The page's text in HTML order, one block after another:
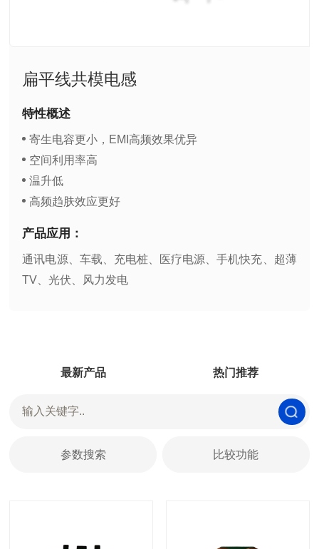
扁平线共模电感
特性概述
寄生电容更小，EMI高频效果优异
空间利用率高
温升低
高频趋肤效应更好
产品应用：
TV、光伏、风力发电
最新产品 热门推荐
参数搜索 比较功能